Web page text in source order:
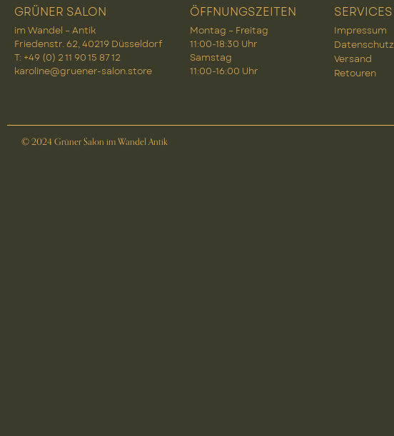
GRÜNER SALON
im Wandel – Antik
Friedenstr. 62, 40219 Düsseldorf
T: +49 (0) 2 11 90 15 87 12
karoline@gruener-salon.store
ÖFFNUNGSZEITEN
Montag – Freitag
11:00-18:30 Uhr
Samstag
11:00-16:00 Uhr
SERVICES
Impressum
Datenschutz
Versand
Retouren
© 2024 Grüner Salon im Wandel Antik